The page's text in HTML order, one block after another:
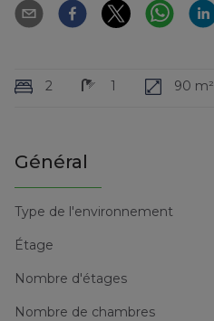
2 1 90 m²
Général
Type de l'environnement
Étage
Nombre d'étages
Nombre de chambres